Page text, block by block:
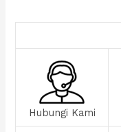
Hubungi Kami